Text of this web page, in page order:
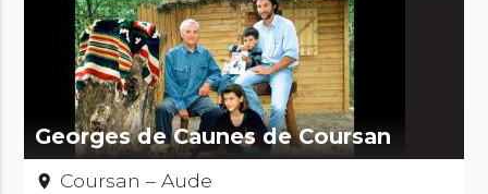
Georges de Caunes de Coursan
place Coursan – Aude